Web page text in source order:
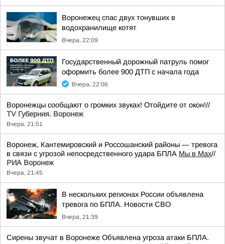
Воронежец спас двух тонувших в
водохранилище котят
Вчера, 22:09
Государственный дорожный патруль помог
оформить более 900 ДТП с начала года
Вчера, 22:06
Воронежцы сообщают о громких звуках! Отойдите от окон!//
TV Губерния. Воронеж
Вчера, 21:51
Воронеж, Кантемировский и Россошанский районы — тревога
в связи с угрозой непосредственного удара БПЛА Мы в Мах//
РИА Воронеж
Вчера, 21:45
В нескольких регионах России объявлена
тревога по БПЛА. Новости СВО
Вчера, 21:39
Сирены звучат в Воронеже Объявлена угроза атаки БПЛА.